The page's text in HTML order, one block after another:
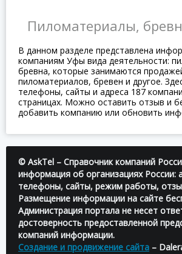
Пиломатериалы,
В данном разделе представлена
компаниям Уфы вида деятельности:
бревна, которые занимаются
пиломатериалов, бревен и другое.
телефоны, сайты и адреса 187
страницах. Можно оставить отзыв и
добавить компанию или обновить
© AskTel – Справочник компаний
информация об организациях России:
телефоны, сайты, режим работы,
Размещение информации на сайте
Администрация портала не несет
достоверность предоставленной
компаний информации.
Создание и продвижение сайта –